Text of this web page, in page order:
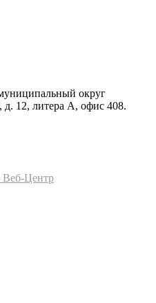
округ
д. 12, литера А, офис 408.
Веб-Центр